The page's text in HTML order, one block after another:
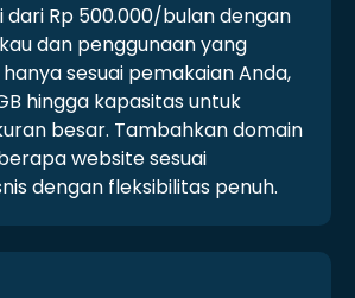
dari Rp 500.000/bulan dengan
dan penggunaan yang
sesuai pemakaian Anda,
hingga kapasitas untuk
besar. Tambahkan domain
website sesuai
dengan fleksibilitas penuh.